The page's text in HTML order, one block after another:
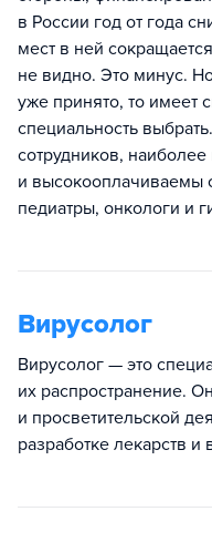
в России год от года
мест в ней
не видно. Это минус.
уже принято, то имеет
специальность
сотрудников,
и высокооплачиваемы
педиатры, онкологи и
Вирусолог
Вирусолог — это
их распространение.
и просветительской
разработке лекарств и